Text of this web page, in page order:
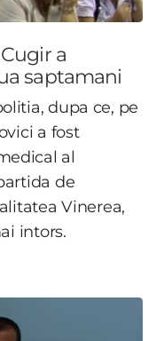
a
saptamani
dupa ce, pe
a fost
al
de
Vinerea,
intors.